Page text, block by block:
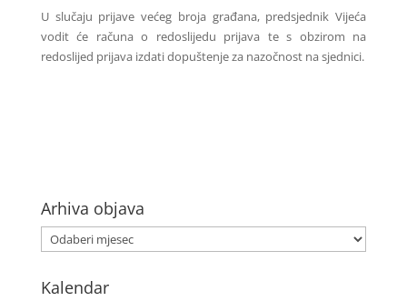
U slučaju prijave većeg broja građana, predsjednik Vijeća
vodit će računa o redoslijedu prijava te s obzirom na
redoslijed prijava izdati dopuštenje za nazočnost na sjednici.
Arhiva objava
Kalendar